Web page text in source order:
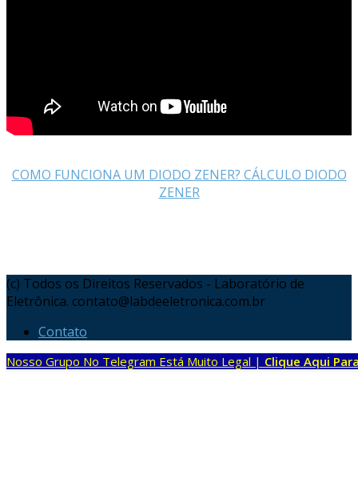
COMO FUNCIONA UM DIODO ZENER? CÁLCULO DIODO
ZENER
(c) Todos os Direitos Reservados - Laboratório de
Eletrônica. contato@labdeeletronica.com.br
Contato
Nosso Grupo No Telegram Está Muito Legal | Clique Aqui